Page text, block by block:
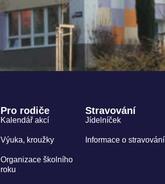
Pro rodiče
Kalendář akcí
Výuka, kroužky
Organizace školního
roku
Stravování
Jídelníček
Informace o stravování